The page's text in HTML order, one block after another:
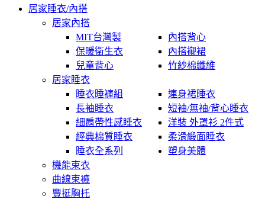
居家睡衣/內搭
居家內搭
MIT台灣製
內搭背心
保暖衛生衣
內搭襯裙
兒童背心
竹紗棉纖維
居家睡衣
睡衣睡褲組
連身裙睡衣
長袖睡衣
短袖/無袖/背心睡衣
細肩帶性感睡衣
洋裝 外罩衫 2件式
經典棉質睡衣
柔滑緞面睡衣
睡衣全系列
塑身美體
機能束衣
曲線束褲
豐挺胸托